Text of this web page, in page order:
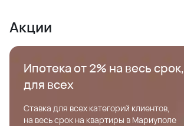
Акции
Ипотека от 2% на весь срок,
для всех
Ставка для всех категорий клиентов,
на весь срок на квартиры в Мариуполе